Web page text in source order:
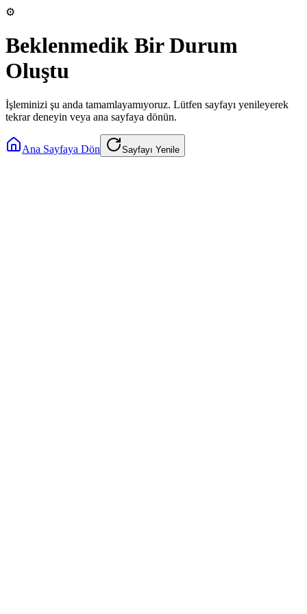
⚙️
Beklenmedik Bir Durum
Oluştu
İşleminizi şu anda tamamlayamıyoruz. Lütfen sayfayı yenileyerek
tekrar deneyin veya ana sayfaya dönün.
Ana Sayfaya Dön Sayfayı Yenile